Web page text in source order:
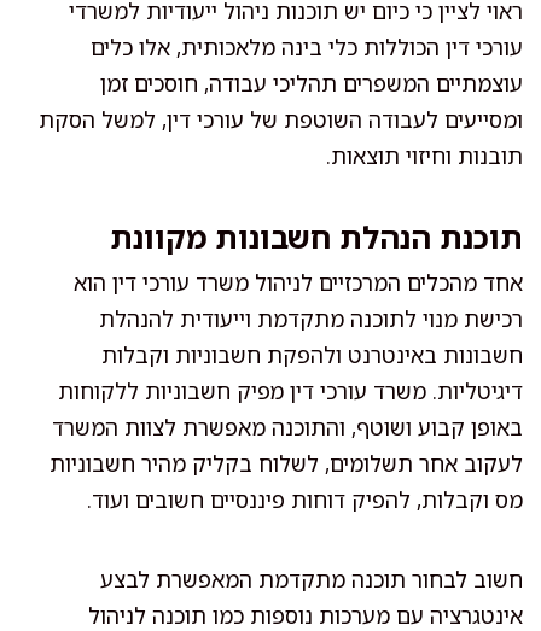
ראוי לציין כי כיום יש תוכנות ניהול ייעודיות למשרדי
עורכי דין הכוללות כלי בינה מלאכותית, אלו כלים
עוצמתיים המשפרים תהליכי עבודה, חוסכים זמן
ומסייעים לעבודה השוטפת של עורכי דין, למשל הסקת
תובנות וחיזוי תוצאות.
תוכנת הנהלת חשבונות מקוונת
אחד מהכלים המרכזיים לניהול משרד עורכי דין הוא
רכישת מנוי לתוכנה מתקדמת וייעודית להנהלת
חשבונות באינטרנט ולהפקת חשבוניות וקבלות
דיגיטליות. משרד עורכי דין מפיק חשבוניות ללקוחות
באופן קבוע ושוטף, והתוכנה מאפשרת לצוות המשרד
לעקוב אחר תשלומים, לשלוח בקליק מהיר חשבוניות
מס וקבלות, להפיק דוחות פיננסיים חשובים ועוד.
חשוב לבחור תוכנה מתקדמת המאפשרת לבצע
אינטגרציה עם מערכות נוספות כמו תוכנה לניהול